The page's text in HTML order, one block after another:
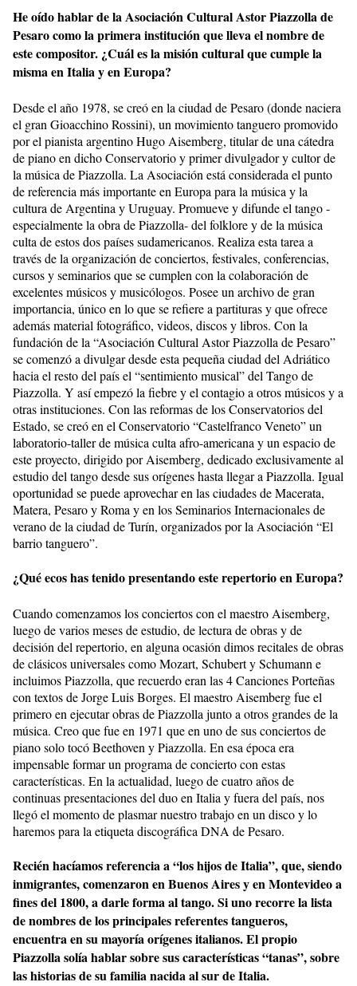
He oído hablar de la Asociación Cultural Astor Piazzolla de
Pesaro como la primera institución que lleva el nombre de
este compositor. ¿Cuál es la misión cultural que cumple la
misma en Italia y en Europa?
Desde el año 1978, se creó en la ciudad de Pesaro (donde naciera
el gran Gioacchino Rossini), un movimiento tanguero promovido
por el pianista argentino Hugo Aisemberg, titular de una cátedra
de piano en dicho Conservatorio y primer divulgador y cultor de
la música de Piazzolla. La Asociación está considerada el punto
de referencia más importante en Europa para la música y la
cultura de Argentina y Uruguay. Promueve y difunde el tango -
especialmente la obra de Piazzolla- del folklore y de la música
culta de estos dos países sudamericanos. Realiza esta tarea a
través de la organización de conciertos, festivales, conferencias,
cursos y seminarios que se cumplen con la colaboración de
excelentes músicos y musicólogos. Posee un archivo de gran
importancia, único en lo que se refiere a partituras y que ofrece
además material fotográfico, videos, discos y libros. Con la
fundación de la “Asociación Cultural Astor Piazzolla de Pesaro”
se comenzó a divulgar desde esta pequeña ciudad del Adriático
hacia el resto del país el “sentimiento musical” del Tango de
Piazzolla. Y así empezó la fiebre y el contagio a otros músicos y a
otras instituciones. Con las reformas de los Conservatorios del
Estado, se creó en el Conservatorio “Castelfranco Veneto” un
laboratorio-taller de música culta afro-americana y un espacio de
este proyecto, dirigido por Aisemberg, dedicado exclusivamente al
estudio del tango desde sus orígenes hasta llegar a Piazzolla. Igual
oportunidad se puede aprovechar en las ciudades de Macerata,
Matera, Pesaro y Roma y en los Seminarios Internacionales de
verano de la ciudad de Turín, organizados por la Asociación “El
barrio tanguero”.
¿Qué ecos has tenido presentando este repertorio en Europa?
Cuando comenzamos los conciertos con el maestro Aisemberg,
luego de varios meses de estudio, de lectura de obras y de
decisión del repertorio, en alguna ocasión dimos recitales de obras
de clásicos universales como Mozart, Schubert y Schumann e
incluimos Piazzolla, que recuerdo eran las 4 Canciones Porteñas
con textos de Jorge Luis Borges. El maestro Aisemberg fue el
primero en ejecutar obras de Piazzolla junto a otros grandes de la
música. Creo que fue en 1971 que en uno de sus conciertos de
piano solo tocó Beethoven y Piazzolla. En esa época era
impensable formar un programa de concierto con estas
características. En la actualidad, luego de cuatro años de
continuas presentaciones del duo en Italia y fuera del país, nos
llegó el momento de plasmar nuestro trabajo en un disco y lo
haremos para la etiqueta discográfica DNA de Pesaro.
Recién hacíamos referencia a “los hijos de Italia”, que, siendo
inmigrantes, comenzaron en Buenos Aires y en Montevideo a
fines del 1800, a darle forma al tango. Si uno recorre la lista
de nombres de los principales referentes tangueros,
encuentra en su mayoría orígenes italianos. El propio
Piazzolla solía hablar sobre sus características “tanas”, sobre
las historias de su familia nacida al sur de Italia.